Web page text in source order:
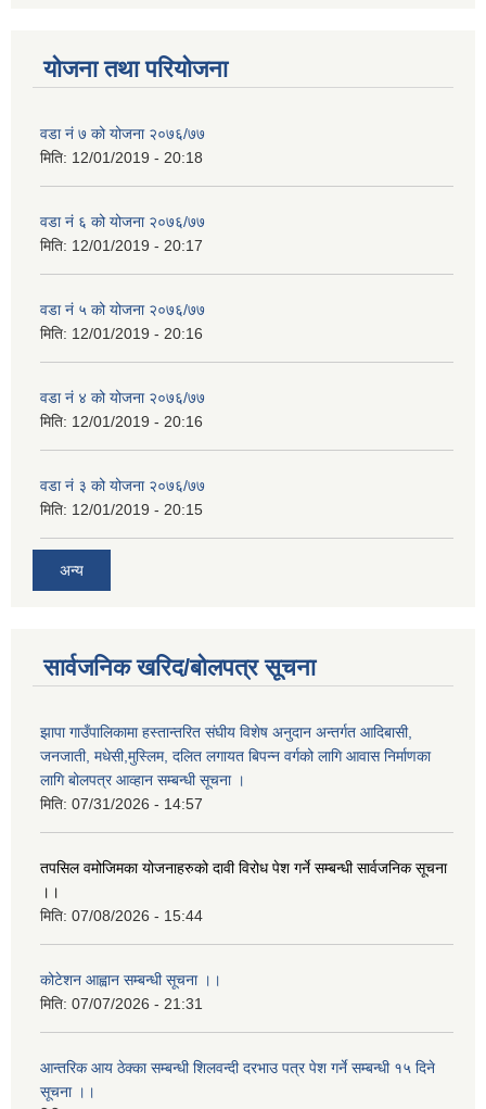
योजना तथा परियोजना
वडा नं ७ को योजना २०७६/७७
मिति: 12/01/2019 - 20:18
वडा नं ६ को योजना २०७६/७७
मिति: 12/01/2019 - 20:17
वडा नं ५ को योजना २०७६/७७
मिति: 12/01/2019 - 20:16
वडा नं ४ को योजना २०७६/७७
मिति: 12/01/2019 - 20:16
वडा नं ३ को योजना २०७६/७७
मिति: 12/01/2019 - 20:15
अन्य
सार्वजनिक खरिद/बोलपत्र सूचना
झापा गाउँपालिकामा हस्तान्तरित संघीय विशेष अनुदान अन्तर्गत आदिबासी,
जनजाती, मधेसी,मुस्लिम, दलित लगायत बिपन्न वर्गको लागि आवास निर्माणका
लागि बोलपत्र आव्हान सम्बन्धी सूचना ।
मिति: 07/31/2026 - 14:57
तपसिल वमोजिमका योजनाहरुको दावी विरोध पेश गर्ने सम्बन्धी सार्वजनिक सूचना
।।
मिति: 07/08/2026 - 15:44
कोटेशन आह्वान सम्बन्धी सूचना ।।
मिति: 07/07/2026 - 21:31
आन्तरिक आय ठेक्का सम्बन्धी शिलवन्दी दरभाउ पत्र पेश गर्ने सम्बन्धी १५ दिने
सूचना ।।